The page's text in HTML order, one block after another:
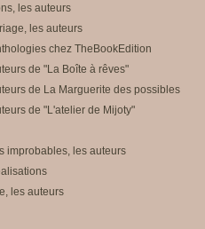
les auteurs
les auteurs
chez TheBookEdition
de "La Boîte à rêves"
de La Marguerite des possibles
de "L'atelier de Mijoty"
improbables, les auteurs
les auteurs